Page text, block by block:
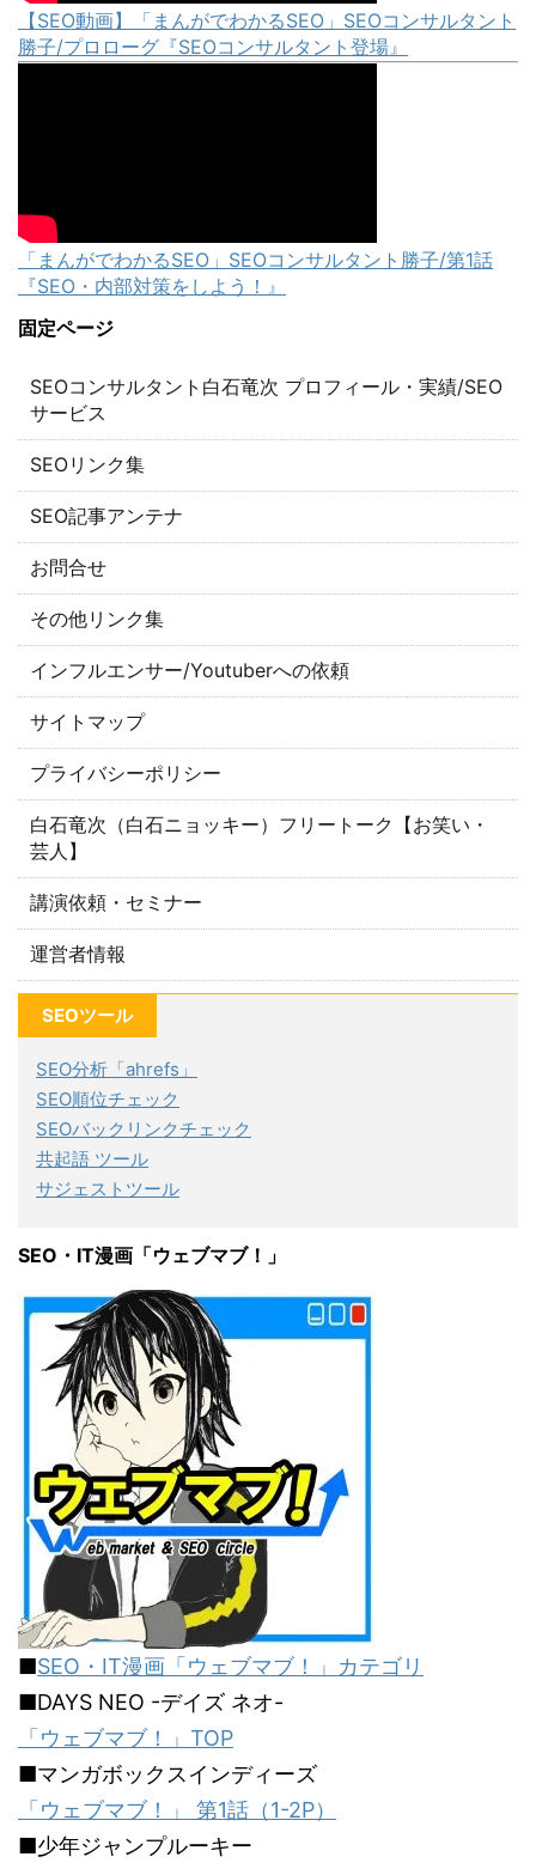
【SEO動画】「まんがでわかるSEO」SEOコンサルタント
勝子/プロローグ『SEOコンサルタント登場』
「まんがでわかるSEO」SEOコンサルタント勝子/第1話
『SEO・内部対策をしよう！』
固定ページ
SEOコンサルタント白石竜次 プロフィール・実績/SEO
サービス
SEOリンク集
SEO記事アンテナ
お問合せ
その他リンク集
インフルエンサー/Youtuberへの依頼
サイトマップ
プライバシーポリシー
白石竜次（白石ニョッキー）フリートーク【お笑い・
芸人】
講演依頼・セミナー
運営者情報
SEOツール
SEO分析「ahrefs」
SEO順位チェック
SEOバックリンクチェック
共起語 ツール
サジェストツール
SEO・IT漫画「ウェブマブ！」
■SEO・IT漫画「ウェブマブ！」カテゴリ
■DAYS NEO -デイズ ネオ-
「ウェブマブ！」TOP
■マンガボックスインディーズ
「ウェブマブ！」 第1話（1-2P）
■少年ジャンプルーキー